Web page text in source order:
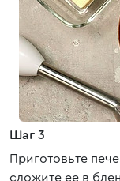
Шаг 3
Приготовьте
сложите ее в